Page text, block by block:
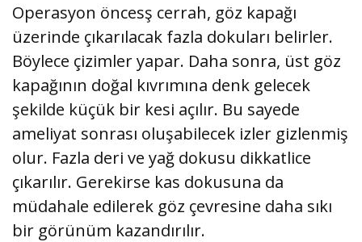
Operasyon öncesş cerrah, göz kapağı
üzerinde çıkarılacak fazla dokuları belirler.
Böylece çizimler yapar. Daha sonra, üst göz
kapağının doğal kıvrımına denk gelecek
şekilde küçük bir kesi açılır. Bu sayede
ameliyat sonrası oluşabilecek izler gizlenmiş
olur. Fazla deri ve yağ dokusu dikkatlice
çıkarılır. Gerekirse kas dokusuna da
müdahale edilerek göz çevresine daha sıkı
bir görünüm kazandırılır.